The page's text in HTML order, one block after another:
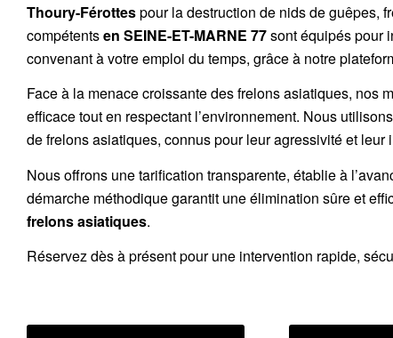
Thoury-Férottespour la destruction de nids de guêpes,
compétentsen SEINE-ET-MARNE 77sont équipés pour
convenant à votre emploi du temps, grâce à notre
Face à la menace croissante des frelons asiatiques, nos
efficace tout en respectant l’environnement. Nous
defrelons asiatiques, connus pour leur agressivité et
Nous offrons unetarification transparente, établie à
démarche méthodique garantit une élimination sûre et
frelons asiatiques.
Réservezdès à présent pour une intervention rapide,